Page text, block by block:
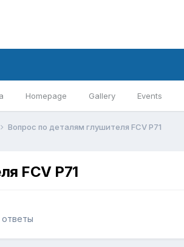
Homepage Gallery Events
Вопрос по деталям глушителя FCV P71
FCV P71
ответы